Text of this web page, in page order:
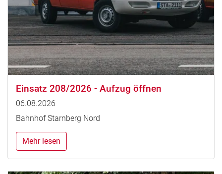
Einsatz 208/2026 - Aufzug öffnen
06.08.2026
Bahnhof Starnberg Nord
Mehr lesen